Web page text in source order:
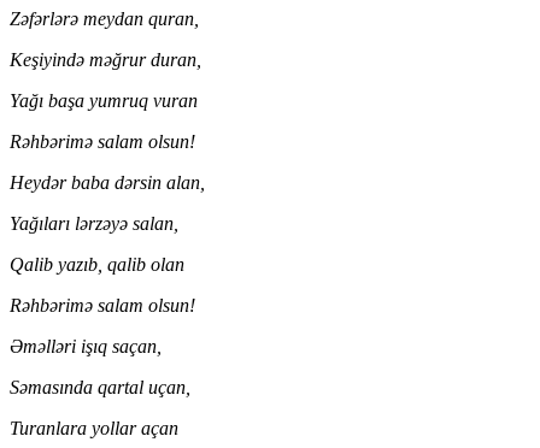
Zəfərlərə meydan quran,
Keşiyində məğrur duran,
Yağı başa yumruq vuran
Rəhbərimə salam olsun!
Heydər baba dərsin alan,
Yağıları lərzəyə salan,
Qalib yazıb, qalib olan
Rəhbərimə salam olsun!
Əməlləri işıq saçan,
Səmasında qartal uçan,
Turanlara yollar açan